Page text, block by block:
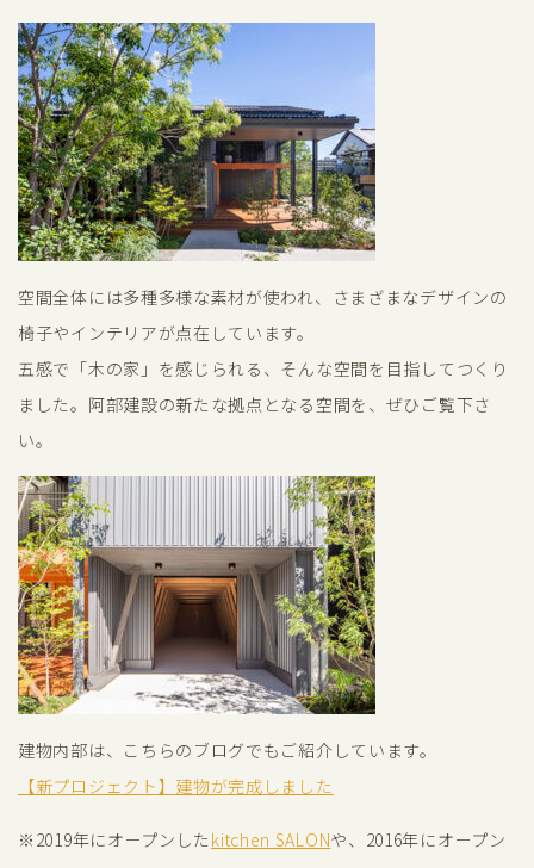
空間全体には多種多様な素材が使われ、さまざまなデザインの
椅子やインテリアが点在しています。
五感で「木の家」を感じられる、そんな空間を目指してつくり
ました。阿部建設の新たな拠点となる空間を、ぜひご覧下さ
い。
建物内部は、こちらのブログでもご紹介しています。
【新プロジェクト】建物が完成しました
※2019年にオープンした kitchen SALONや、2016年にオープン